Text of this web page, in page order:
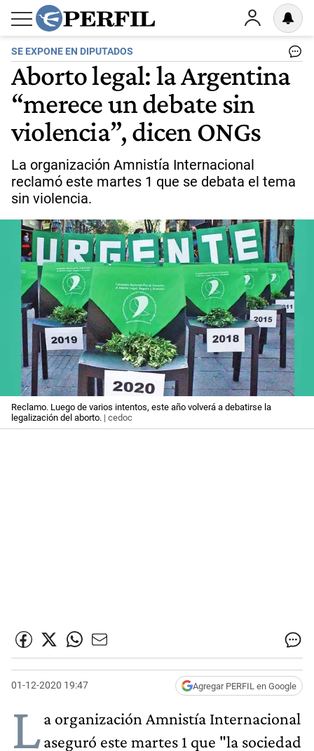
SE EXPONE EN DIPUTADOS
Aborto legal: la Argentina
“merece un debate sin
violencia”, dicen ONGs
La organización Amnistía Internacional
reclamó este martes 1 que se debata el tema
sin violencia.
Reclamo. Luego de varios intentos, este año volverá a debatirse la
legalización del aborto. | cedoc
01-12-2020 19:47 Agregar PERFIL en Google
La organización Amnistía Internacional
aseguró este martes 1 que "la sociedad